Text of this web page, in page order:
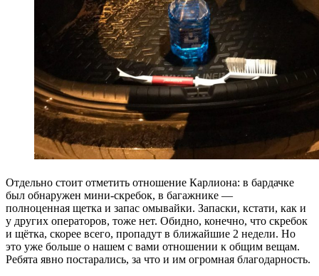
Отдельно стоит отметить отношение Карлиона: в бардачке
был обнаружен мини-скребок, в багажнике —
полноценная щетка и запас омывайки. Запаски, кстати, как и
у других операторов, тоже нет. Обидно, конечно, что скребок
и щётка, скорее всего, пропадут в ближайшие 2 недели. Но
это уже больше о нашем с вами отношении к общим вещам.
Ребята явно постарались, за что и им огромная благодарность.